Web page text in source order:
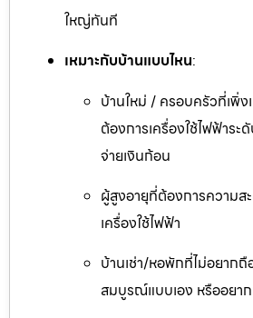
ใหญ่ทันที
เหมาะกับบ้านแบบไหน:
บ้านใหม่ / ครอบครัวที่เพิ่
ต้องการเครื่องใช้ไฟฟ้าระ
จ่ายเงินก้อน
ผู้สูงอายุที่ต้องการความส
เครื่องใช้ไฟฟ้า
บ้านเช่า/หอพักที่ไม่อยากถื
สมบูรณ์แบบเอง หรืออยา